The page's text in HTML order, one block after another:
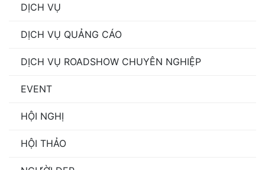
DỊCH VỤ
DỊCH VỤ QUẢNG CÁO
DỊCH VỤ ROADSHOW CHUYÊN NGHIỆP
EVENT
HỘI NGHỊ
HỘI THẢO